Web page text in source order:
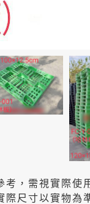
考，需視實際使
際尺寸以實物為